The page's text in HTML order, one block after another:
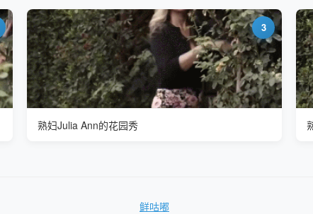
3
熟妇Julia Ann的花园秀
鲜咕嘟